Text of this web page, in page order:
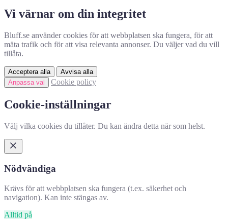
Vi värnar om din integritet
Bluff.se använder cookies för att webbplatsen ska fungera, för att
mäta trafik och för att visa relevanta annonser. Du väljer vad du vill
tillåta.
Acceptera alla
Avvisa alla
Anpassa val
Cookie policy
Cookie-inställningar
Välj vilka cookies du tillåter. Du kan ändra detta när som helst.
Nödvändiga
Krävs för att webbplatsen ska fungera (t.ex. säkerhet och
navigation). Kan inte stängas av.
Alltid på